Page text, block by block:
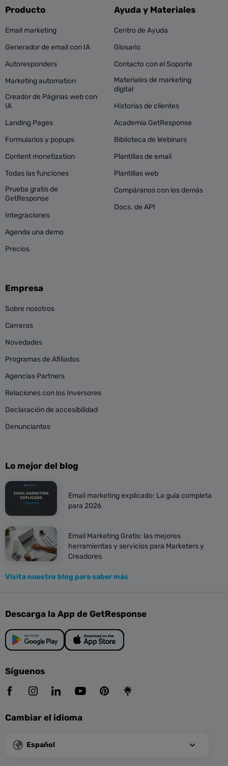
Producto
Email marketing
Generador de email con IA
Autoresponders
Marketing automation
Creador de Páginas web con
IA
Landing Pages
Formularios y popups
Content monetization
Todas las funciones
Prueba gratis de
GetResponse
Integraciones
Agenda una demo
Precios
Ayuda y Materiales
Centro de Ayuda
Glosario
Contacto con el Soporte
Materiales de marketing
digital
Historias de clientes
Academia GetResponse
Biblioteca de Webinars
Plantillas de email
Plantillas web
Compáranos con los demás
Docs. de API
Empresa
Sobre nosotros
Carreras
Novedades
Programas de Afiliados
Agencias Partners
Relaciones con los Inversores
Declaración de accesibilidad
Denunciantes
Lo mejor del blog
Email marketing explicado: La guía completa
para 2026
Email Marketing Gratis: las mejores
herramientas y servicios para Marketers y
Creadores
Visita nuestro blog para saber más
Descarga la App de GetResponse
Síguenos
Cambiar el idioma
Español